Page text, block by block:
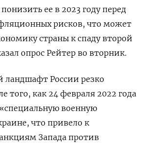
ее в 2023 году перед
рисков, что может
страны к спаду второй
опрос Рейтер во вторник.
ландшафт России резко
того, как 24 февраля 2022 года
военную
что привело к
Запада против